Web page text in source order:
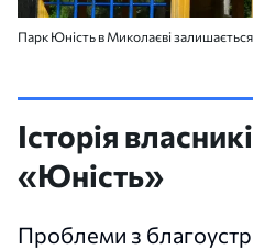
Парк Юність в Миколаєві
Історія
«Юність»
Проблеми з